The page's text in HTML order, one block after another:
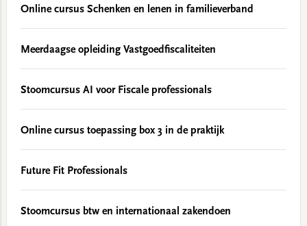
Online cursus Schenken en lenen in familieverband
Meerdaagse opleiding Vastgoedfiscaliteiten
Stoomcursus AI voor Fiscale professionals
Online cursus toepassing box 3 in de praktijk
Future Fit Professionals
Stoomcursus btw en internationaal zakendoen